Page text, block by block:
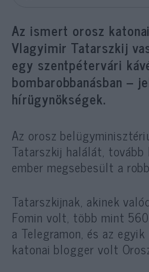
Az ismert orosz
Vlagyimir Tatarszkij
egy szentpétervári
bombarobbanásban –
hírügynökségek.
Az orosz
Tatarszkij halálát,
ember megsebesült a
Tatarszkijnak, akinek
Fomin volt, több mint
a Telegramon, és az
katonai blogger volt